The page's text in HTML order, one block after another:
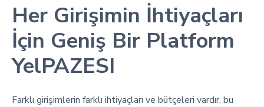
Her Girişimin İhtiyaçları
İçin Geniş Bir Platform
YelPAZESI
Farklı girişimlerin farklı ihtiyaçları ve bütçeleri vardır, bu